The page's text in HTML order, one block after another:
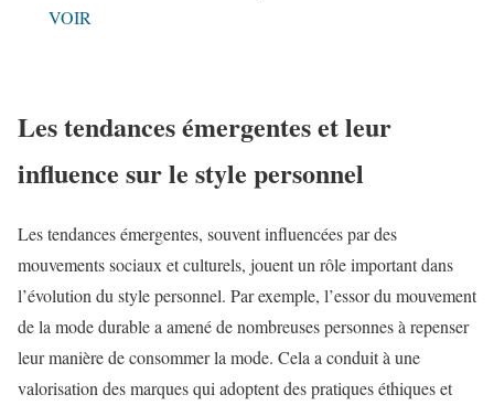
VOIR
Les tendances émergentes et leur
influence sur le style personnel
Les tendances émergentes, souvent influencées par des
mouvements sociaux et culturels, jouent un rôle important dans
l’évolution du style personnel. Par exemple, l’essor du mouvement
de la mode durable a amené de nombreuses personnes à repenser
leur manière de consommer la mode. Cela a conduit à une
valorisation des marques qui adoptent des pratiques éthiques et